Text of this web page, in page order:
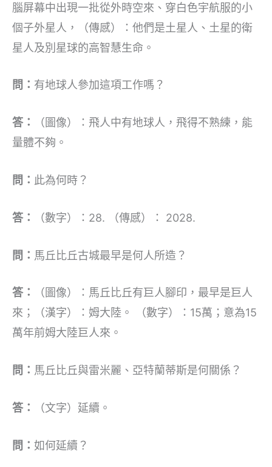
腦屏幕中出現一批從外時空來、穿白色宇航服的小
個子外星人，（傳感）：他們是土星人、土星的衛
星人及別星球的高智慧生命。
問： 有地球人參加這項工作嗎？
答：
（圖像）：飛人中有地球人，飛得不熟練，能
量體不夠。
問： 此為何時？
答： （數字）：28. （傳感）： 2028.
問： 馬丘比丘古城最早是何人所造？
答：
（圖像）：馬丘比丘有巨人腳印，最早是巨人
來；（漢字）：姆大陸。 （數字）：15萬；意為15
萬年前姆大陸巨人來。
問： 馬丘比丘與雷米麗、亞特蘭蒂斯是何關係？
答： （文字）延續。
問： 如何延續？